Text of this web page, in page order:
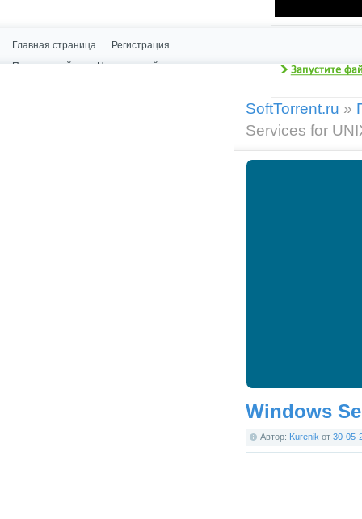
SoftTorrent.ru »
Services for
Windows
Автор: Kurenik от 30-05-
Главная страница
Регистрация
Поиск по сайту
Новое на сайте